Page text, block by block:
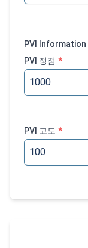
PVI Information
PVI 정점 *
PVI 고도 *